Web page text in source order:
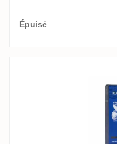
Épuisé
Rum Shark